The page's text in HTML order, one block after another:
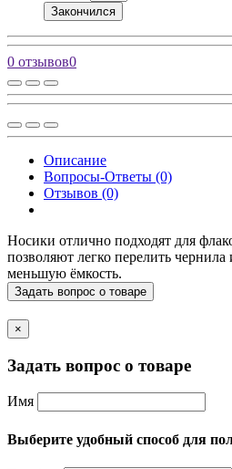
Закончился
0 отзывов0
Описание
Вопросы-Ответы (0)
Отзывов (0)
Носики отлично подходят для
позволяют легко перелить
меньшую ёмкость.
Задать вопрос о товаре
×
Задать вопрос о товаре
Имя
Выберите удобный способ для